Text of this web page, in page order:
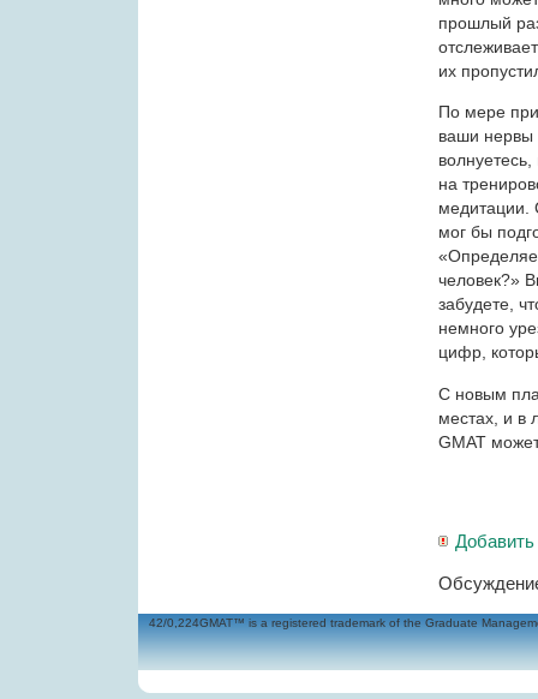
прошлый
их
По мере
ваши нервы
на
медитации.
мог бы
человек?»
забудете,
немного
цифр,
С новым
местах, и в
GMAT
42/0,224GMAT™ is a registered trademark of the Graduate